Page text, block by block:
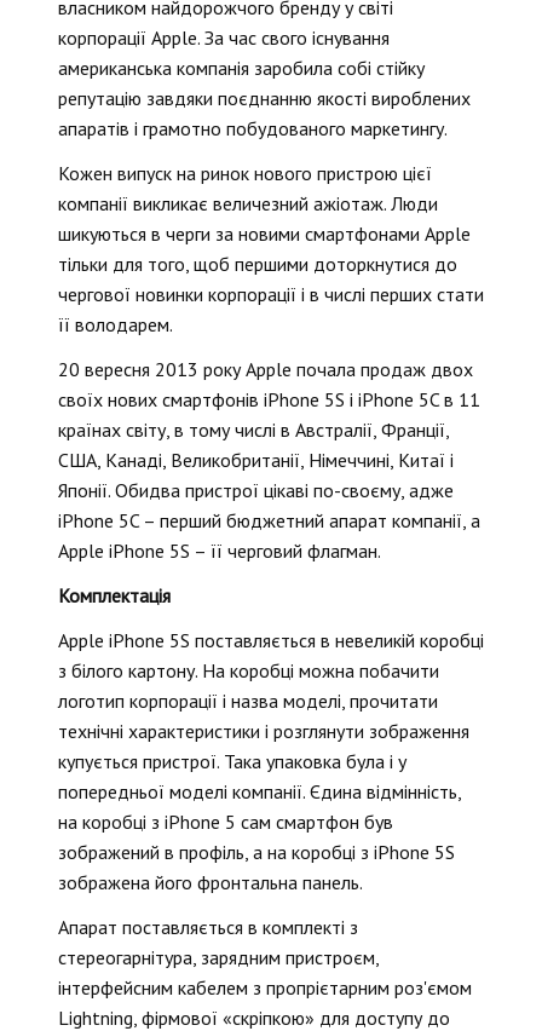
власником найдорожчого бренду у світі
корпорації Apple. За час свого існування
американська компанія заробила собі стійку
репутацію завдяки поєднанню якості вироблених
апаратів і грамотно побудованого маркетингу.
Кожен випуск на ринок нового пристрою цієї
компанії викликає величезний ажіотаж. Люди
шикуються в черги за новими смартфонами Apple
тільки для того, щоб першими доторкнутися до
чергової новинки корпорації і в числі перших стати
її володарем.
20 вересня 2013 року Apple почала продаж двох
своїх нових смартфонів iPhone 5S і iPhone 5C в 11
країнах світу, в тому числі в Австралії, Франції,
США, Канаді, Великобританії, Німеччині, Китаї і
Японії. Обидва пристрої цікаві по-своєму, адже
iPhone 5C – перший бюджетний апарат компанії, а
Apple iPhone 5S – її черговий флагман.
Комплектація
Apple iPhone 5S поставляється в невеликій коробці
з білого картону. На коробці можна побачити
логотип корпорації і назва моделі, прочитати
технічні характеристики і розглянути зображення
купується пристрої. Така упаковка була і у
попередньої моделі компанії. Єдина відмінність,
на коробці з iPhone 5 сам смартфон був
зображений в профіль, а на коробці з iPhone 5S
зображена його фронтальна панель.
Апарат поставляється в комплекті з
стереогарнітура, зарядним пристроєм,
інтерфейсним кабелем з пропрієтарним роз'ємом
Lightning, фірмової «скріпкою» для доступу до